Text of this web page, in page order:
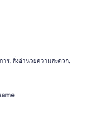
ร, สิ่งอำนวยความสะดวก,